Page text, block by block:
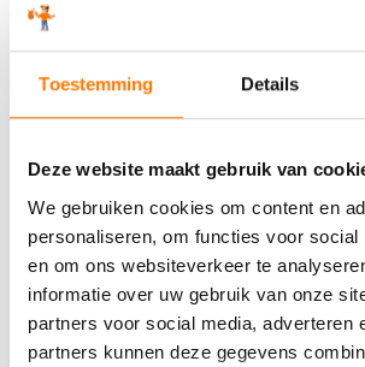
Toestemming Details
Deze website maakt gebruik van
We gebruiken cookies om content en
personaliseren, om functies voor social
en om ons websiteverkeer te
informatie over uw gebruik van onze
partners voor social media, adverteren
partners kunnen deze gegevens
STORTPUNT ‘-36 °C
AS MET ZWAVEL 6333 cP
KLEUR